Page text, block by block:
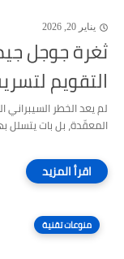
يناير 20, 2026
ثغرة جوجل
التقويم
لم يعد الخطر السيبراني
المعقّدة، بل بات يتسلل
منوعات تقنية